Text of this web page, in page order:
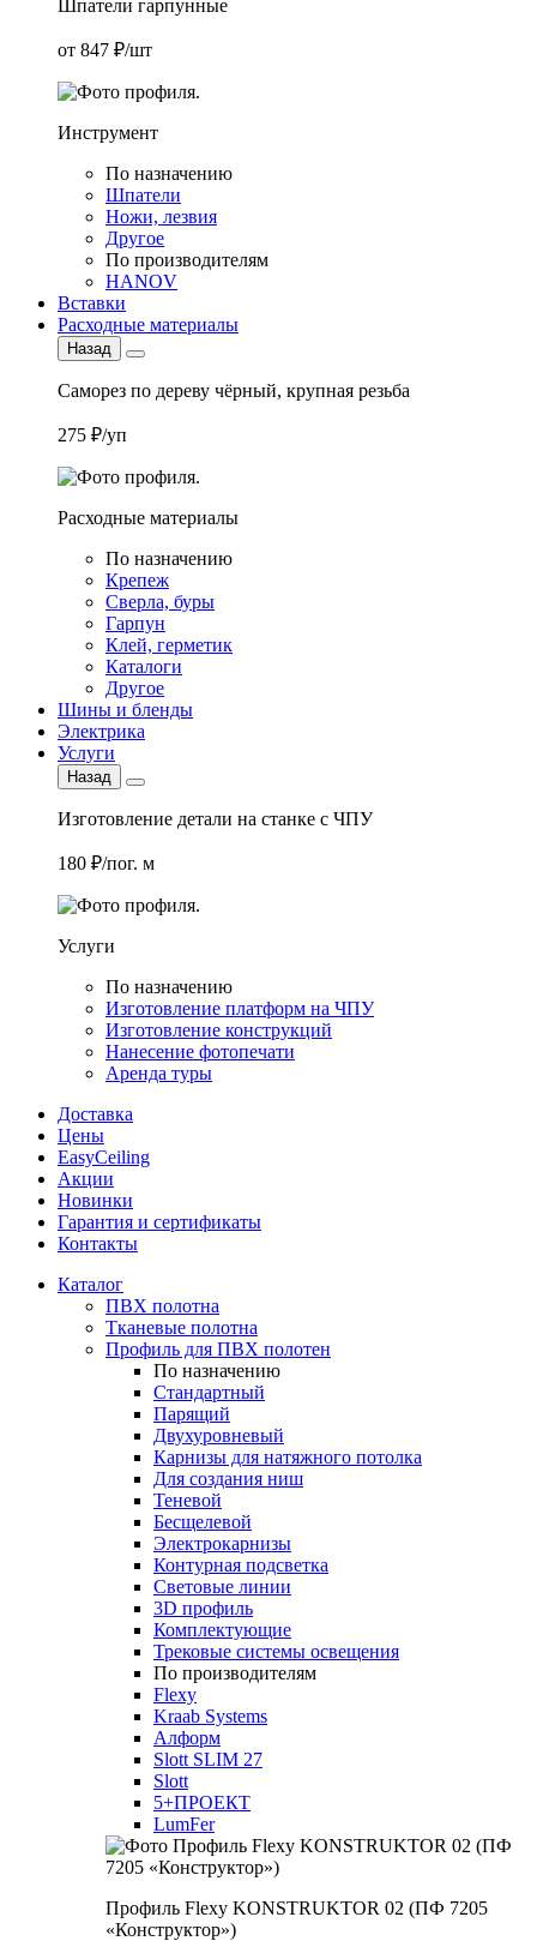
Шпатели гарпунные
от 847 ₽/шт
Инструмент
По назначению
Шпатели
Ножи, лезвия
Другое
По производителям
HANOV
Вставки
Расходные материалы
Назад
Саморез по дереву чёрный, крупная резьба
275 ₽/уп
Расходные материалы
По назначению
Крепеж
Сверла, буры
Гарпун
Клей, герметик
Каталоги
Другое
Шины и бленды
Электрика
Услуги
Назад
Изготовление детали на станке с ЧПУ
180 ₽/пог. м
Услуги
По назначению
Изготовление платформ на ЧПУ
Изготовление конструкций
Нанесение фотопечати
Аренда туры
Доставка
Цены
EasyCeiling
Акции
Новинки
Гарантия и сертификаты
Контакты
Каталог
ПВХ полотна
Тканевые полотна
Профиль для ПВХ полотен
По назначению
Стандартный
Парящий
Двухуровневый
Карнизы для натяжного потолка
Для создания ниш
Теневой
Бесщелевой
Электрокарнизы
Контурная подсветка
Световые линии
3D профиль
Комплектующие
Трековые системы освещения
По производителям
Flexy
Kraab Systems
Алформ
Slott SLIM 27
Slott
5+ПРОЕКТ
LumFer
Профиль Flexy KONSTRUKTOR 02 (ПФ 7205
«Конструктор»)